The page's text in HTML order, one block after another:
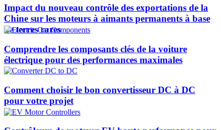
Impact du nouveau contrôle des exportations de la
Chine sur les moteurs à aimants permanents à base
de terres rares
Comprendre les composants clés de la voiture
électrique pour des performances maximales
Comment choisir le bon convertisseur DC à DC
pour votre projet